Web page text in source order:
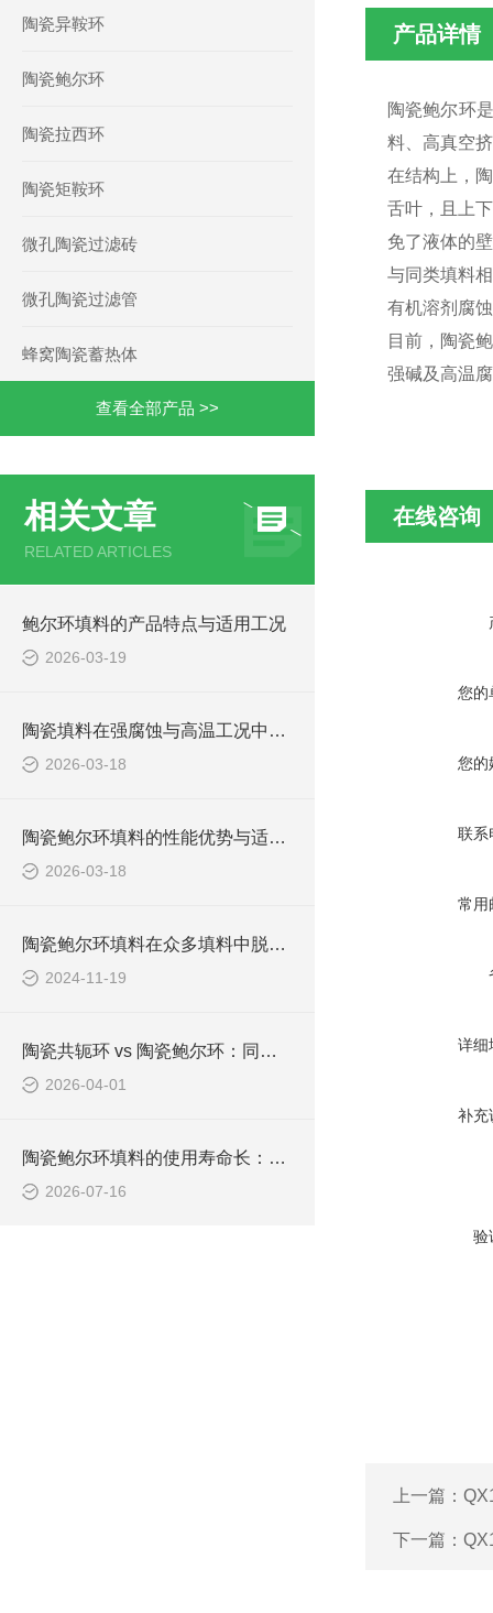
陶瓷异鞍环
陶瓷鲍尔环
陶瓷拉西环
陶瓷矩鞍环
微孔陶瓷过滤砖
微孔陶瓷过滤管
蜂窝陶瓷蓄热体
查看全部产品 >>
相关文章
RELATED ARTICLES
鲍尔环填料的产品特点与适用工况
2026-03-19
陶瓷填料在强腐蚀与高温工况中的应用
2026-03-18
陶瓷鲍尔环填料的性能优势与适用场景
2026-03-18
陶瓷鲍尔环填料在众多填料中脱颖而出
2024-11-19
陶瓷共轭环 vs 陶瓷鲍尔环：同是高效填料，该怎么选？
2026-04-01
陶瓷鲍尔环填料的使用寿命长：是适合连续运行的工业装置
2026-07-16
产品详情
陶瓷鲍尔环
料、高真空
在结构上，
舌叶，且上
免了液体的
与同类填料
有机溶剂腐
目前，陶瓷
强碱及高温
在线咨询
您的
您的
联系
常用
详细
补充
验
上一篇：
下一篇：